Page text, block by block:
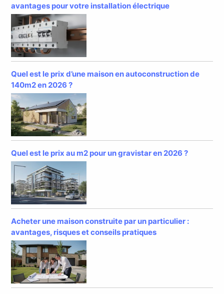
avantages pour votre installation électrique
Quel est le prix d’une maison en autoconstruction de
140m2 en 2026 ?
Quel est le prix au m2 pour un gravistar en 2026 ?
Acheter une maison construite par un particulier :
avantages, risques et conseils pratiques